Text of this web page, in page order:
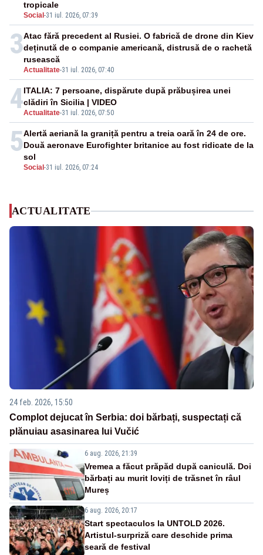
Social -31 iul. 2026, 07:39
tropicale
3
Actualitate-31 iul. 2026, 07:40
Atac fără precedent al Rusiei. O fabrică de drone din Kiev
deținută de o companie americană, distrusă de o rachetă
rusească
4Actualitate-31 iul. 2026, 07:50
ITALIA: 7 persoane, dispărute după prăbușirea unei
clădiri în Sicilia | VIDEO
5
Social -31 iul. 2026, 07:24
Alertă aeriană la graniță pentru a treia oară în 24 de ore.
Două aeronave Eurofighter britanice au fost ridicate de la
sol
ACTUALITATE
24 feb. 2026, 15:50
Complot dejucat în Serbia: doi bărbați, suspectați că
plănuiau asasinarea lui Vučić
6 aug. 2026, 21:39
Vremea a făcut prăpăd după caniculă. Doi
bărbați au murit loviți de trăsnet în râul
Mureș
6 aug. 2026, 20:17
Start spectaculos la UNTOLD 2026.
Artistul-surpriză care deschide prima
seară de festival